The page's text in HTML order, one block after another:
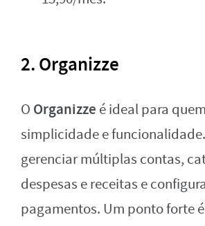
2. Organizze
O Organizze é ideal para
simplicidade e
gerenciar múltiplas contas,
despesas e receitas e
pagamentos. Um ponto forte